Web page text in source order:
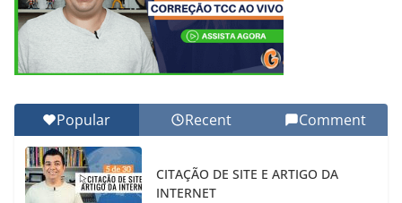
Popular Recent Comment
CITAÇÃO DE SITE E ARTIGO DA
INTERNET